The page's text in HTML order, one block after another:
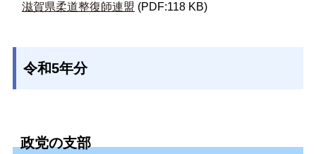
滋賀県柔道整復師連盟 (PDF:118 KB)
令和5年分
政党の支部